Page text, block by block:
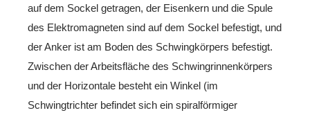
auf dem Sockel getragen, der Eisenkern und die Spule
des Elektromagneten sind auf dem Sockel befestigt, und
der Anker ist am Boden des Schwingkörpers befestigt.
Zwischen der Arbeitsfläche des Schwingrinnenkörpers
und der Horizontale besteht ein Winkel (im
Schwingtrichter befindet sich ein spiralförmiger